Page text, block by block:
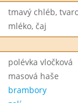
tmavý chléb,
mléko, čaj
polévka vločková
masová haše
brambory